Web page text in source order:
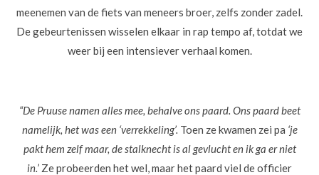
meenemen van de fiets van meneers broer, zelfs zonder zadel.
De gebeurtenissen wisselen elkaar in rap tempo af, totdat we
weer bij een intensiever verhaal komen.
“De Pruuse namen alles mee, behalve ons paard. Ons paard beet
namelijk, het was een ‘verrekkeling’. Toen ze kwamen zei pa ‘je
pakt hem zelf maar, de stalknecht is al gevlucht en ik ga er niet
in.’ Ze probeerden het wel, maar het paard viel de officier